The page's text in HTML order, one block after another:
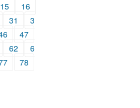
15
16
31
3
47
62
6
78